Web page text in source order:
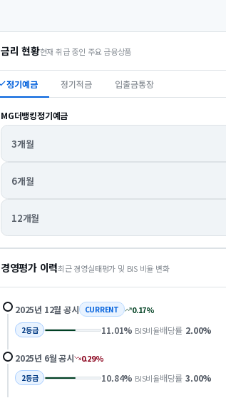
금리 현황현재 취급 중인 주요 금융상품
정기예금 정기적금 입출금통장
MG더뱅킹정기예금
3개월
6개월
12개월
경영평가 이력최근 경영실태평가 및 BIS 비율 변화
2025년 12월 공시 CURRENT 0.17%
2등급 11.01% BIS비율배당률 2.00%
2025년 6월공시 0.29%
2등급 10.84% BIS비율배당률 3.00%